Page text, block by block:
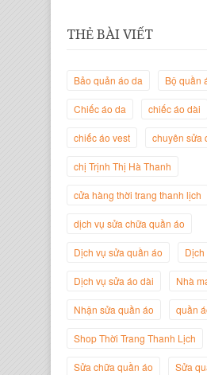
Giám Đốc Thương Hiệu
THẺ BÀI VIẾT
Bảo quản áo da Bộ quần
Chiếc áo da chiếc áo dài
chiếc áo vest chuyên sửa
chị Trịnh Thị Hà Thanh
cửa hàng thời trang thanh lịch
dịch vụ sửa chữa quần áo
Dịch vụ sửa quần áo Dịch
Dịch vụ sửa áo dài Nhà
Nhận sửa quần áo quần
Shop Thời Trang Thanh Lịch
Sửa chữa quần áo Sửa